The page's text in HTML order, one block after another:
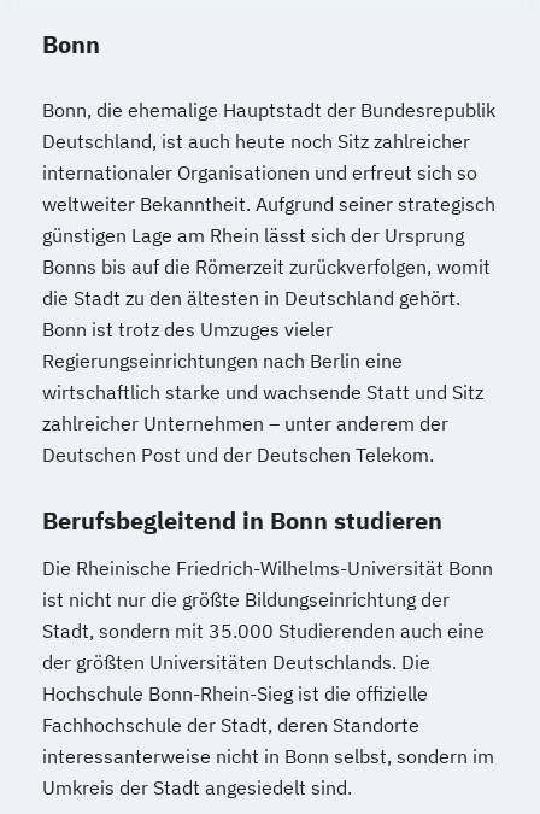
Bonn
Bonn, die ehemalige Hauptstadt der Bundesrepublik
Deutschland, ist auch heute noch Sitz zahlreicher
internationaler Organisationen und erfreut sich so
weltweiter Bekanntheit. Aufgrund seiner strategisch
günstigen Lage am Rhein lässt sich der Ursprung
Bonns bis auf die Römerzeit zurückverfolgen, womit
die Stadt zu den ältesten in Deutschland gehört.
Bonn ist trotz des Umzuges vieler
Regierungseinrichtungen nach Berlin eine
wirtschaftlich starke und wachsende Statt und Sitz
zahlreicher Unternehmen – unter anderem der
Deutschen Post und der Deutschen Telekom.
Berufsbegleitend in Bonn studieren
Die Rheinische Friedrich-Wilhelms-Universität Bonn
ist nicht nur die größte Bildungseinrichtung der
Stadt, sondern mit 35.000 Studierenden auch eine
der größten Universitäten Deutschlands. Die
Hochschule Bonn-Rhein-Sieg ist die offizielle
Fachhochschule der Stadt, deren Standorte
interessanterweise nicht in Bonn selbst, sondern im
Umkreis der Stadt angesiedelt sind.